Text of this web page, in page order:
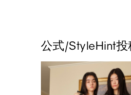
公式/StyleHint